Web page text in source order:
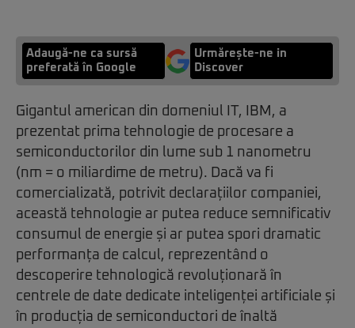
Adaugă-ne ca sursă
preferată în Google
Urmărește-ne in
Discover
Gigantul american din domeniul IT, IBM, a
prezentat prima tehnologie de procesare a
semiconductorilor din lume sub 1 nanometru
(nm = o miliardime de metru). Dacă va fi
comercializată, potrivit declarațiilor companiei,
această tehnologie ar putea reduce semnificativ
consumul de energie și ar putea spori dramatic
performanța de calcul, reprezentând o
descoperire tehnologică revoluționară în
centrele de date dedicate inteligenței artificiale și
în producția de semiconductori de înaltă